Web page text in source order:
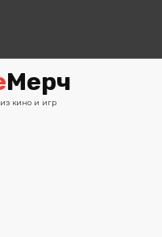
Мерч
кино и игр